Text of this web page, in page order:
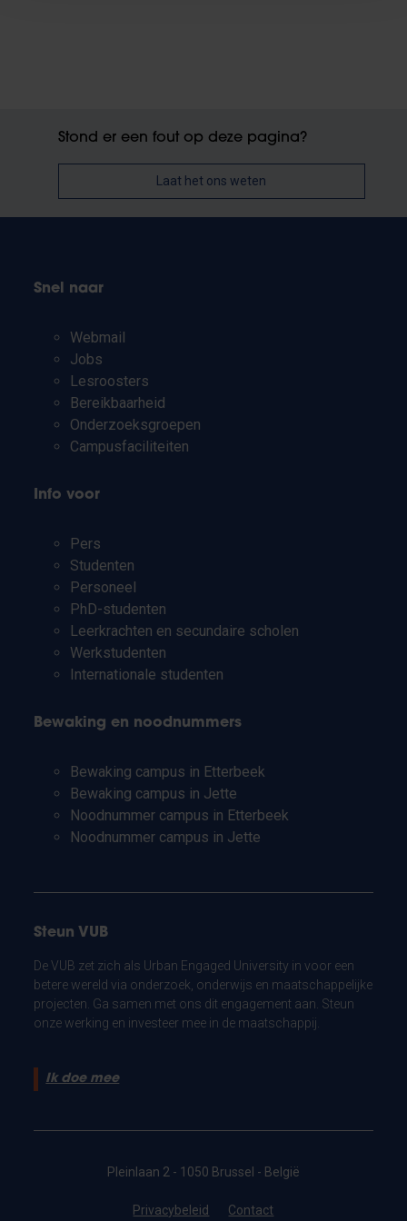
Stond er een fout op deze pagina?
Laat het ons weten
Snel naar
Webmail
Jobs
Lesroosters
Bereikbaarheid
Onderzoeksgroepen
Campusfaciliteiten
Info voor
Pers
Studenten
Personeel
PhD-studenten
Leerkrachten en secundaire scholen
Werkstudenten
Internationale studenten
Bewaking en noodnummers
Bewaking campus in Etterbeek
Bewaking campus in Jette
Noodnummer campus in Etterbeek
Noodnummer campus in Jette
Steun VUB
De VUB zet zich als Urban Engaged University in voor een
betere wereld via onderzoek, onderwijs en maatschappelijke
projecten. Ga samen met ons dit engagement aan. Steun
onze werking en investeer mee in de maatschappij.
Ik doe mee
Pleinlaan 2 - 1050 Brussel - België
Privacybeleid Contact